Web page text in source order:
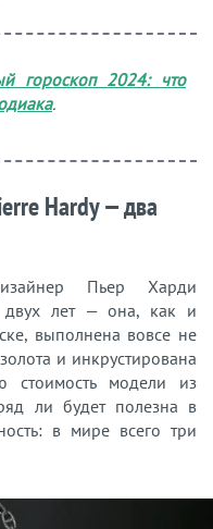
гороскоп 2024: что
.
Hardy — два
Пьер Харди
двух лет — она, как и
выполнена вовсе не
и инкрустирована
стоимость модели из
ли будет полезна в
в мире всего три